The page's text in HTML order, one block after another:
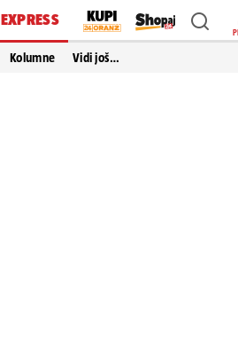
EXPRESS
Kolumne Vidi još…